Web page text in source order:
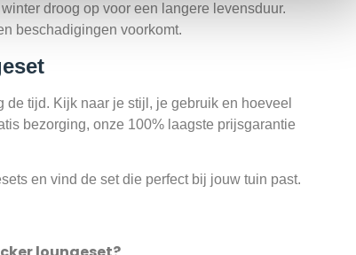
droog op voor een langere levensduur.
beschadigingen voorkomt.
tijd. Kijk naar je stijl, je gebruik en hoeveel
bezorging, onze 100% laagste prijsgarantie
en vind de set die perfect bij jouw tuin past.